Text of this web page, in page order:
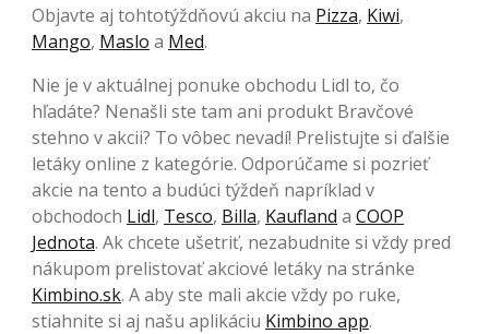
Objavte aj tohtotýždňovú akciu na Pizza, Kiwi,
Mango, Maslo a Med.
Nie je v aktuálnej ponuke obchodu Lidl to, čo
hľadáte? Nenašli ste tam ani produkt Bravčové
stehno v akcii? To vôbec nevadí! Prelistujte si ďalšie
letáky online z kategórie. Odporúčame si pozrieť
akcie na tento a budúci týždeň napríklad v
obchodoch Lidl, Tesco, Billa, Kaufland a COOP
Jednota. Ak chcete ušetriť, nezabudnite si vždy pred
nákupom prelistovať akciové letáky na stránke
Kimbino.sk. A aby ste mali akcie vždy po ruke,
stiahnite si aj našu aplikáciu Kimbino app.